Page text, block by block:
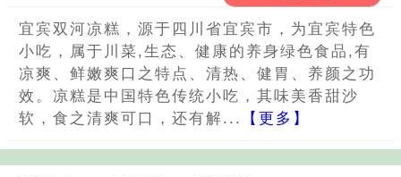
宜宾双河凉糕，源于四川省宜宾市，为宜宾特色
小吃，属于川菜,生态、健康的养身绿色食品,有
凉爽、鲜嫩爽口之特点、清热、健胃、养颜之功
效。凉糕是中国特色传统小吃，其味美香甜沙
软，食之清爽可口，还有解...
【更多】